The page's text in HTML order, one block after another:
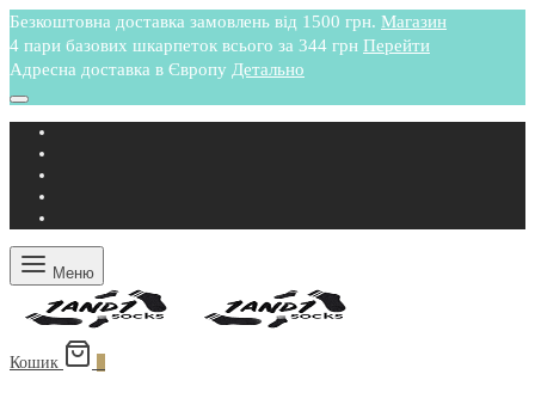
Безкоштовна доставка замовлень від 1500 грн. Магазин
4 пари базових шкарпеток всього за 344 грн Перейти
Адресна доставка в Європу Детально
Меню
Кошик